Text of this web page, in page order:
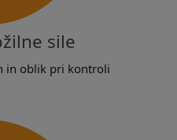
sile
in oblik pri kontroli